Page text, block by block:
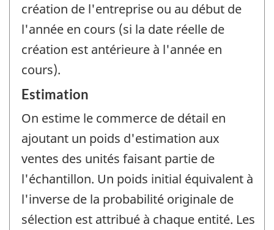
création de l'entreprise ou au début de
l'année en cours (si la date réelle de
création est antérieure à l'année en
cours).
Estimation
On estime le commerce de détail en
ajoutant un poids d'estimation aux
ventes des unités faisant partie de
l'échantillon. Un poids initial équivalent à
l'inverse de la probabilité originale de
sélection est attribué à chaque entité. Les